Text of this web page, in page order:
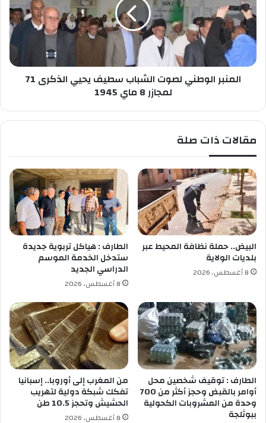
ض
ي
ي
س
ي
ف
ل
ذ
ك
ر
ى
1
ل
م
ز
ر
ا
ل
ث
ا
م
ن
م
ب
ا
و
ل
و
ت
ل
ش
ب
ا
ب
س
ط
ي
ف
ح
ي
ي
ا
ل
ذ
ك
ر
ى
7
المنبر الوطني لصوت الشباب سطيف يحيي الذكرى 71
لمجازر 8 ماي 1945
مقالات ذات صلة
البيض.. حملة نظافة المحيط عبر
بلديات الولاية
8 أغسطس، 2026
الطارف : هياكل تربوية جديدة
ستدخل الخدمة الموسم
الدراسي الجديد
8 أغسطس، 2026
الطارف : توقيف شخصين محل
أوامر بالقبض وحجز أكثر من 700
وحدة من المشروبات الكحولية
ببوثلجة
من المغرب إلى أوروبا.. إسبانيا
تفكك شبكة دولية لتهريب
الحشيش وتحجز 10.5 طن
8 أغسطس، 2026